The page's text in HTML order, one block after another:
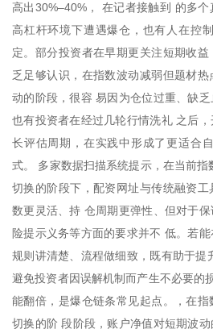
高出30%–40%， 在记者接触到 的多
高杠杆环境下遭遇爆仓，也有人在控
定。部分投资者在早期更关注短期收
乏足够认识，在指数波动减弱但题材
动的阶段，很容 易因为仓位过重、缺乏
也有投资者在经过几轮行情洗礼 之后
长评估周期，在实践中形成了更适合
式。 多家数据扫描系统提示，在当前
切换的阶段下，配资网址与传统融资
数更灵活、持 仓周期更弹性、但对于
险提示义务等方面的要求并不 低。若
规则讲清楚、流程做细致，既有助于提
避免投资者因误解机制而产生不必要的
能翻倍，是爆仓链条常见起点。，在
切换的阶 段阶段，账户净值对短期波